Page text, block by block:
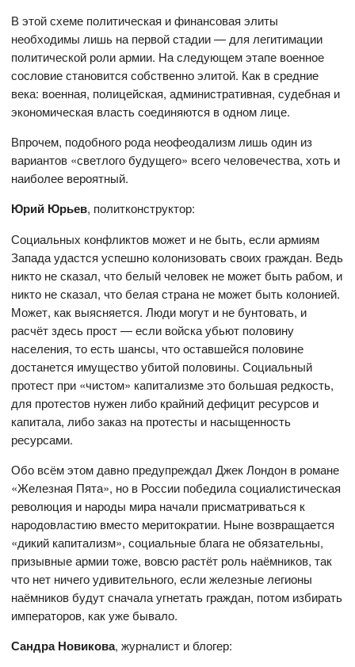
В этой схеме политическая и финансовая элиты
необходимы лишь на первой стадии — для легитимации
политической роли армии. На следующем этапе военное
сословие становится собственно элитой. Как в средние
века: военная, полицейская, административная, судебная и
экономическая власть соединяются в одном лице.
Впрочем, подобного рода неофеодализм лишь один из
вариантов «светлого будущего» всего человечества, хоть и
наиболее вероятный.
Юрий Юрьев, политконструктор:
Социальных конфликтов может и не быть, если армиям
Запада удастся успешно колонизовать своих граждан. Ведь
никто не сказал, что белый человек не может быть рабом, и
никто не сказал, что белая страна не может быть колонией.
Может, как выясняется. Люди могут и не бунтовать, и
расчёт здесь прост — если войска убьют половину
населения, то есть шансы, что оставшейся половине
достанется имущество убитой половины. Социальный
протест при «чистом» капитализме это большая редкость,
для протестов нужен либо крайний дефицит ресурсов и
капитала, либо заказ на протесты и насыщенность
ресурсами.
Обо всём этом давно предупреждал Джек Лондон в романе
«Железная Пята», но в России победила социалистическая
революция и народы мира начали присматриваться к
народовластию вместо меритократии. Ныне возвращается
«дикий капитализм», социальные блага не обязательны,
призывные армии тоже, вовсю растёт роль наёмников, так
что нет ничего удивительного, если железные легионы
наёмников будут сначала угнетать граждан, потом избирать
императоров, как уже бывало.
Сандра Новикова, журналист и блогер: